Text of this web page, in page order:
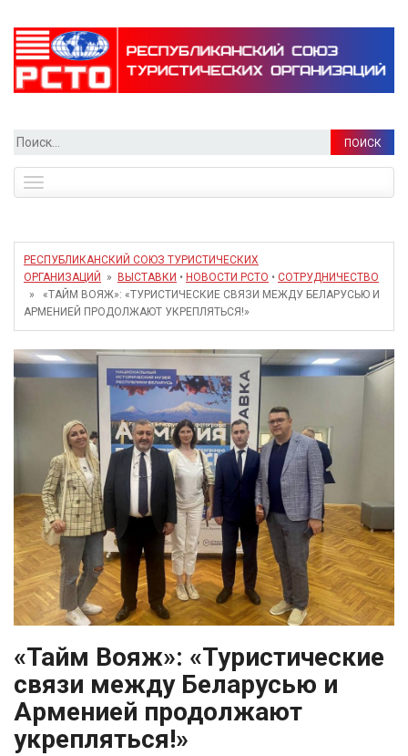
Найти:
navigation
РЕСПУБЛИКАНСКИЙ СОЮЗ ТУРИСТИЧЕСКИХ
ОРГАНИЗАЦИЙ
» ВЫСТАВКИ • НОВОСТИ РСТО • СОТРУДНИЧЕСТВО
» «ТАЙМ ВОЯЖ»: «ТУРИСТИЧЕСКИЕ СВЯЗИ МЕЖДУ БЕЛАРУСЬЮ И
АРМЕНИЕЙ ПРОДОЛЖАЮТ УКРЕПЛЯТЬСЯ!»
«Тайм Вояж»: «Туристические
связи между Беларусью и
Арменией продолжают
укрепляться!»